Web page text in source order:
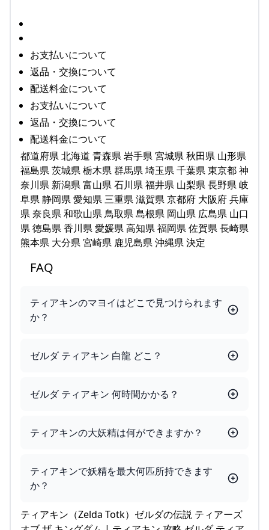
お支払いについて
返品・交換について
配送料金について
お支払いについて
返品・交換について
配送料金について
都道府県 北海道 青森県 岩手県 宮城県 秋田県 山形県
福島県 茨城県 栃木県 群馬県 埼玉県 千葉県 東京都 神
奈川県 新潟県 富山県 石川県 福井県 山梨県 長野県 岐
阜県 静岡県 愛知県 三重県 滋賀県 京都府 大阪府 兵庫
県 奈良県 和歌山県 鳥取県 島根県 岡山県 広島県 山口
県 徳島県 香川県 愛媛県 高知県 福岡県 佐賀県 長崎県
熊本県 大分県 宮崎県 鹿児島県 沖縄県 決定
FAQ
ティアキンのマヨイはどこで見つけられます
か？
ゼルダ ティアキン 白龍 どこ？
ゼルダ ティアキン 何時間かかる？
ティアキンの大妖精は何ができますか？
ティアキンで妖精を最大何匹所持できます
か？
ティアキン（Zelda Totk）ゼルダの伝説 ティアーズ